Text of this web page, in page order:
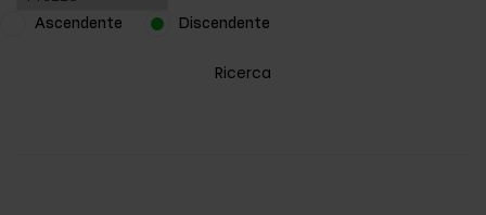
Ascendente Discendente
Ricerca